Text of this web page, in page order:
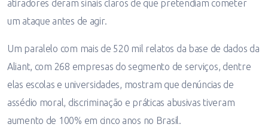
atiradores deram sinais claros de que pretendiam cometer
um ataque antes de agir.
Um paralelo com mais de 520 mil relatos da base de dados da
Aliant, com 268 empresas do segmento de serviços, dentre
elas escolas e universidades, mostram que denúncias de
assédio moral, discriminação e práticas abusivas tiveram
aumento de 100% em cinco anos no Brasil.